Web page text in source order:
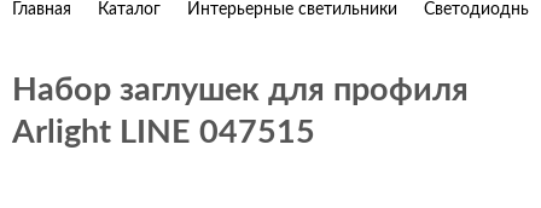
Главная Каталог Интерьерные светильники
Набор заглушек для профиля
Arlight LINE 047515